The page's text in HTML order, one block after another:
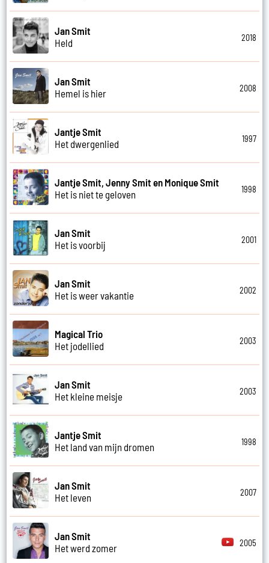
Jan Smit
Held
2018
Jan Smit
Hemel is hier
2008
Jantje Smit
Het dwergenlied
1997
Jantje Smit, Jenny Smit en Monique Smit
Het is niet te geloven
1998
Jan Smit
Het is voorbij
2001
Jan Smit
Het is weer vakantie
2002
Magical Trio
Het jodellied
2003
Jan Smit
Het kleine meisje
2003
Jantje Smit
Het land van mijn dromen
1998
Jan Smit
Het leven
2007
Jan Smit
Het werd zomer
2005